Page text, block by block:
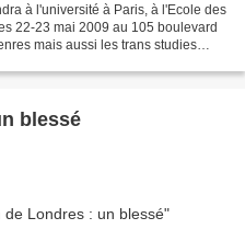
à l'université à Paris, à l'Ecole des
22-23 mai 2009 au 105 boulevard
mais aussi les trans studies
blessé